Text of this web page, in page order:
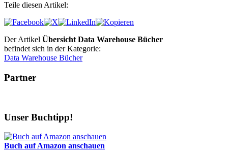
Teile diesen Artikel:
Der Artikel Übersicht Data Warehouse Bücher
befindet sich in der Kategorie:
Data Warehouse Bücher
Partner
Unser Buchtipp!
Buch auf Amazon anschauen